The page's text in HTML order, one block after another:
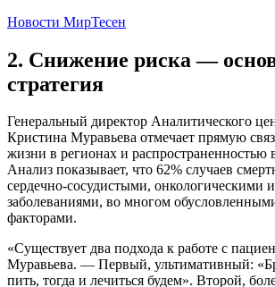
Новости МирТесен
2. Снижение риска —
стратегия
Генеральный директор Аналитического
Кристина Муравьева отмечает прямую
жизни в регионах и распространенностью
Анализ показывает, что 62% случаев
сердечно-сосудистыми, онкологическими
заболеваниями, во многом
факторами.
«Существует два подхода к работе с
Муравьева. — Первый, ультимативный:
пить, тогда и лечиться будем». Второй,